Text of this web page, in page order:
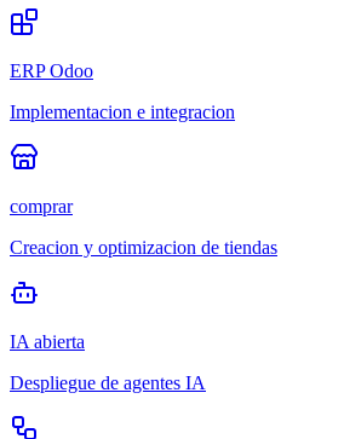
ERP Odoo
Implementacion e integracion
comprar
Creacion y optimizacion de tiendas
IA abierta
Despliegue de agentes IA